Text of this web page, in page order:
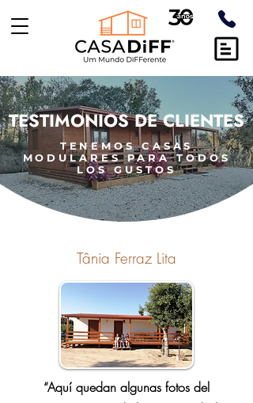
TESTIMONIOS DE CLIENTES
TENEMOS CASAS
MODULARES PARA TODOS
LOS GUSTOS
Tânia Ferraz Lita
“Aquí quedan algunas fotos del